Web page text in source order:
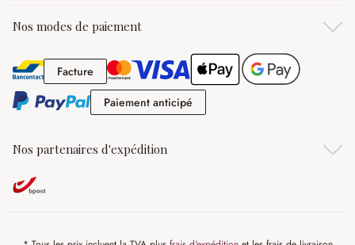
Nos modes de paiement
FactureFacture
Paiement anticipé
Nos partenaires d'expédition